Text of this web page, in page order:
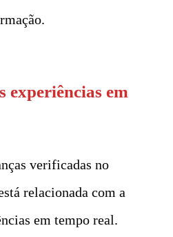
experiências em
verificadas no
relacionada com a
em tempo real.